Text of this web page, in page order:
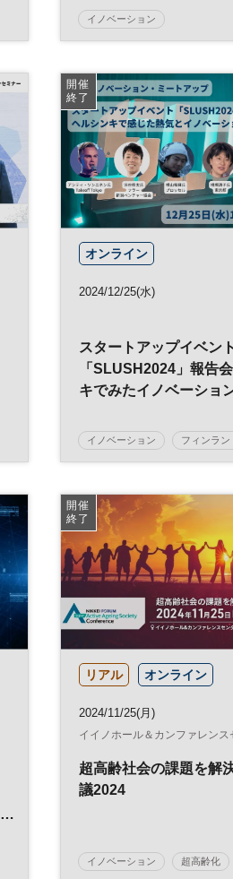
イノベーション
参加無料
開催
終了
オンライン
2024/12/25(水)
スタートアップイベント
「SLUSH2024」報告
キでみたイノベーショ
ン氏、新潟ベンチャー
太氏ら登壇 ◇日経イノ
イノベーション フィンラン
テクノロジー スタートアッ
グローバル デジタル
開催
終了
リアル オンライン
2024/11/25(月)
イイノホール＆カンファレンス
超高齢社会の課題を解
議2024
イノベーション 超高齢化